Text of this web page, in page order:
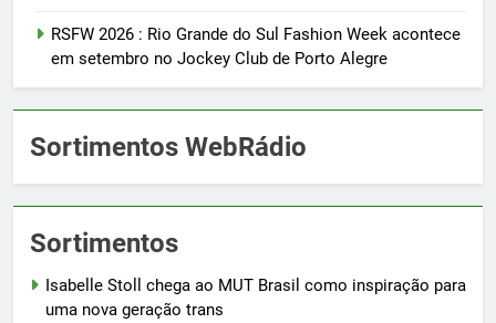
RSFW 2026 : Rio Grande do Sul Fashion Week acontece
em setembro no Jockey Club de Porto Alegre
Sortimentos WebRádio
Sortimentos
Isabelle Stoll chega ao MUT Brasil como inspiração para
uma nova geração trans